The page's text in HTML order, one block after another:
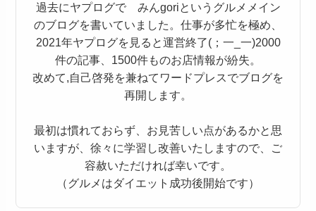
過去にヤプログで みんgoriというグルメメイン
のブログを書いていました。仕事が多忙を極め、
2021年ヤプログを見ると運営終了(；一_一)2000
件の記事、1500件ものお店情報が紛失。
改めて,自己啓発を兼ねてワードプレスでブログを
再開します。
最初は慣れておらず、お見苦しい点があるかと思
いますが、徐々に学習し改善いたしますので、ご
容赦いただければ幸いです。
（グルメはダイエット成功後開始です）